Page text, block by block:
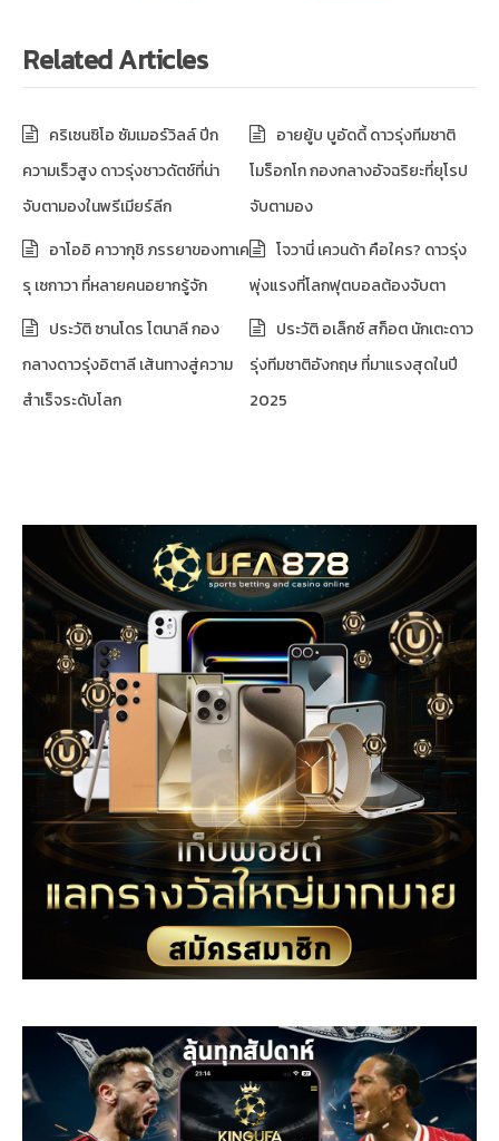
Related Articles
คริเซนซิโอ ซัมเมอร์วิลล์ ปีก
ความเร็วสูง ดาวรุ่งชาวดัตช์ที่น่า
จับตามองในพรีเมียร์ลีก
อายยู้บ บูอัดดี้ ดาวรุ่งทีมชาติ
โมร็อกโก กองกลางอัจฉริยะที่ยุโรป
จับตามอง
อาโออิ คาวากุชิ ภรรยาของทาเค
รุ เซกาวา ที่หลายคนอยากรู้จัก
โจวานี่ เควนด้า คือใคร? ดาวรุ่ง
พุ่งแรงที่โลกฟุตบอลต้องจับตา
ประวัติ ซานโดร โตนาลี กอง
กลางดาวรุ่งอิตาลี เส้นทางสู่ความ
สำเร็จระดับโลก
ประวัติ อเล็กซ์ สก็อต นักเตะดาว
รุ่งทีมชาติอังกฤษ ที่มาแรงสุดในปี
2025